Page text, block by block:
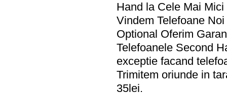
Hand la Cele Mai
Vindem Telefoane
Optional Oferim
Telefoanele Second
exceptie facand
Trimitem oriunde in
35lei.